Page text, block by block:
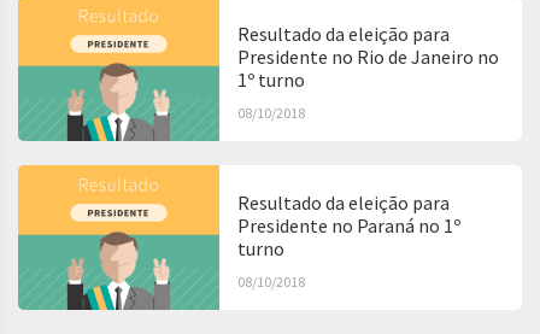
Resultado da eleição para
Presidente no Rio de Janeiro no
1º turno
08/10/2018
Resultado da eleição para
Presidente no Paraná no 1º
turno
08/10/2018